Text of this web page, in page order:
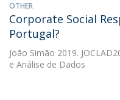
OTHER
Corporate Social
Portugal?
João Simão 2019.
e Análise de Dados